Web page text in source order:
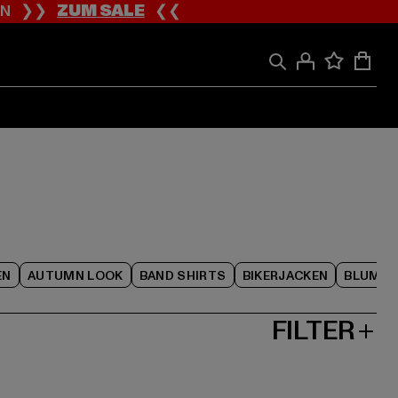
❯❯ZUM SALE❮❮
AUTUMN LOOK BAND SHIRTS BIKERJACKEN
FILTER